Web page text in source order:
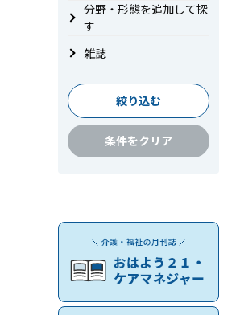
分野・形態を追加して探
す
雑誌
絞り込む
条件をクリア